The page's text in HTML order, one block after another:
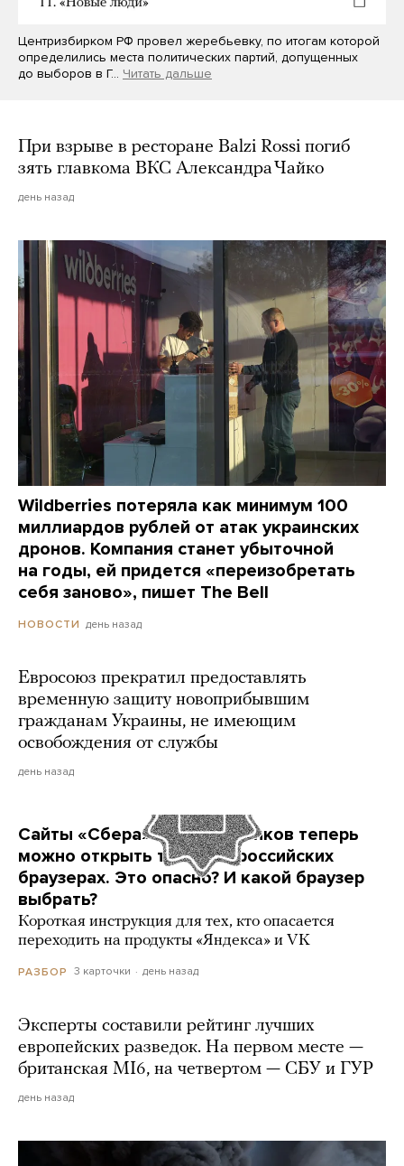
Центризбирком РФ провел жеребьевку, по итогам которой
определились места политических партий, допущенных
до выборов в Г… Читать дальше
При взрыве в ресторане Balzi Rossi погиб
зять главкома ВКС Александра Чайко
день назад
Wildberries потеряла как минимум 100
миллиардов рублей от атак украинских
дронов. Компания станет убыточной
на годы, ей придется «переизобретать
себя заново», пишет The Bell
НОВОСТИ день назад
Евросоюз прекратил предоставлять
временную защиту новоприбывшим
гражданам Украины, не имеющим
освобождения от службы
день назад
Сайты «Сбера» и других банков теперь
можно открыть только в российских
браузерах. Это опасно? И какой браузер
выбрать?
Короткая инструкция для тех, кто опасается
переходить на продукты «Яндекса» и VK
РАЗБОР 3 карточки день назад
Эксперты составили рейтинг лучших
европейских разведок. На первом месте —
британская MI6, на четвертом — СБУ и ГУР
день назад